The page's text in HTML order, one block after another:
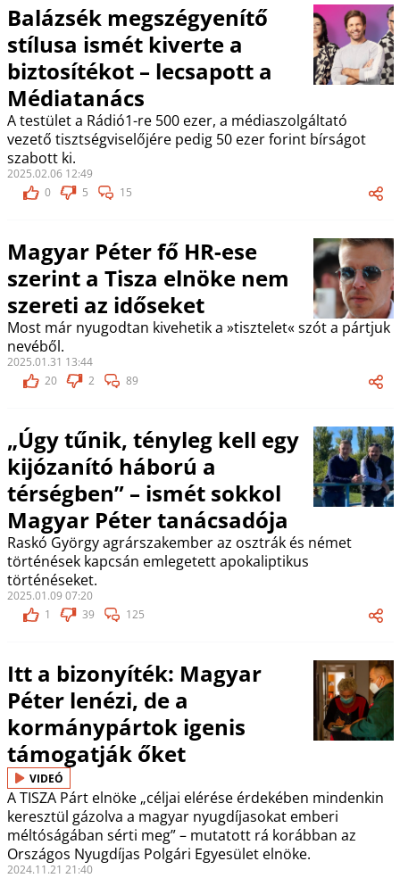
Balázsék megszégyenítő
stílusa ismét kiverte a
biztosítékot – lecsapott a
Médiatanács
A testület a Rádió1-re 500 ezer, a médiaszolgáltató
vezető tisztségviselőjére pedig 50 ezer forint bírságot
szabott ki.
2025.02.06 12:49
0
5 15
Magyar Péter fő HR-ese
szerint a Tisza elnöke nem
szereti az időseket
Most már nyugodtan kivehetik a »tisztelet« szót a pártjuk
nevéből.
2025.01.31 13:44
20
2 89
„Úgy tűnik, tényleg kell egy
kijózanító háború a
térségben” – ismét sokkol
Magyar Péter tanácsadója
Raskó György agrárszakember az osztrák és német
történések kapcsán emlegetett apokaliptikus
történéseket.
2025.01.09 07:20
1
39 125
Itt a bizonyíték: Magyar
Péter lenézi, de a
kormánypártok igenis
támogatják őket
VIDEÓ
A TISZA Párt elnöke „céljai elérése érdekében mindenkin
keresztül gázolva a magyar nyugdíjasokat emberi
méltóságában sérti meg” – mutatott rá korábban az
Országos Nyugdíjas Polgári Egyesület elnöke.
2024.11.21 21:40